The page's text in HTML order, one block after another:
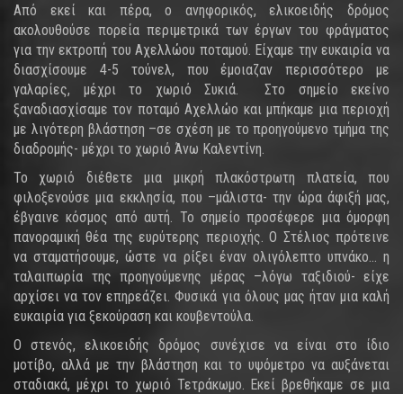
Από εκεί και πέρα, ο ανηφορικός, ελικοειδής δρόμος
ακολουθούσε πορεία περιμετρικά των έργων του φράγματος
για την εκτροπή του Αχελλώου ποταμού. Είχαμε την ευκαιρία να
διασχίσουμε 4-5 τούνελ, που έμοιαζαν περισσότερο με
γαλαρίες, μέχρι το χωριό Συκιά. Στο σημείο εκείνο
ξαναδιασχίσαμε τον ποταμό Αχελλώο και μπήκαμε μια περιοχή
με λιγότερη βλάστηση –σε σχέση με το προηγούμενο τμήμα της
διαδρομής- μέχρι το χωριό Άνω Καλεντίνη.
Το χωριό διέθετε μια μικρή πλακόστρωτη πλατεία, που
φιλοξενούσε μια εκκλησία, που –μάλιστα- την ώρα άφιξή μας,
έβγαινε κόσμος από αυτή. Το σημείο προσέφερε μια όμορφη
πανοραμική θέα της ευρύτερης περιοχής. Ο Στέλιος πρότεινε
να σταματήσουμε, ώστε να ρίξει έναν ολιγόλεπτο υπνάκο... η
ταλαιπωρία της προηγούμενης μέρας –λόγω ταξιδιού- είχε
αρχίσει να τον επηρεάζει. Φυσικά για όλους μας ήταν μια καλή
ευκαιρία για ξεκούραση και κουβεντούλα.
Ο στενός, ελικοειδής δρόμος συνέχισε να είναι στο ίδιο
μοτίβο, αλλά με την βλάστηση και το υψόμετρο να αυξάνεται
σταδιακά, μέχρι το χωριό Τετράκωμο. Εκεί βρεθήκαμε σε μια